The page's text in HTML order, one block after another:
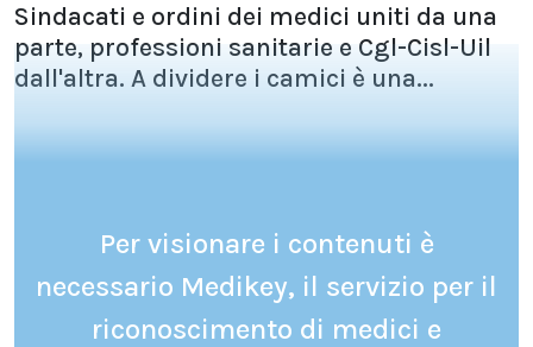
Sindacati e ordini dei medici uniti da una
parte, professioni sanitarie e Cgl-Cisl-Uil
dall'altra. A dividere i camici è una...
Per visionare i contenuti è
necessario Medikey, il servizio per il
riconoscimento di medici e